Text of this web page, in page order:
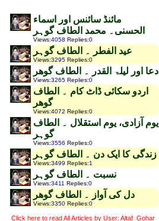
مائنڈ سائنس اور اسماء
الحسنی۔ محمد الطاف گوہر
Views:4058 Replies:0
عید الفطر ۔ الطاف گوہر
Views:3295 Replies:0
دعا اور لیلۃ القدر ۔ الطاف گوھر
Views:3265 Replies:0
اردو سکائی ڈاٹ کام ۔ الطاف
گوھر
Views:4072 Replies:0
یوم آزادی، یوم استقلال ۔ الطاف
گوہر
Views:3556 Replies:0
زندگی کا ایک دن ۔ الطاف گوہر
Views:3499 Replies:1
نسبت ۔ الطاف گوہر
Views:3411 Replies:0
دل کی آواز ۔ الطاف گوھر
Views:3350 Replies:0
Click here to read All Articles by User: Altaf_Gohar